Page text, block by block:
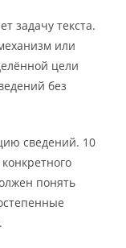
задачу текста.
или
цели
без
сведений. 10
понять